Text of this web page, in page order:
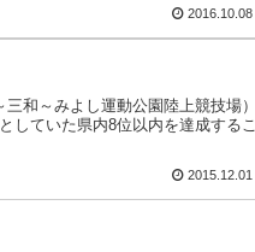
2016.10.08
和～みよし運動公園陸上競技場）
していた県内8位以内を達成するこ
2015.12.01